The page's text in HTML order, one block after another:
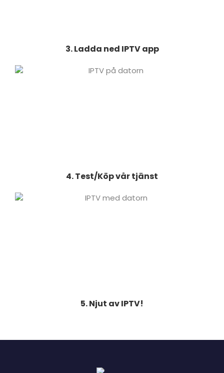
3. Ladda ned IPTV app
4. Test/Köp vår tjänst
5. Njut av IPTV!